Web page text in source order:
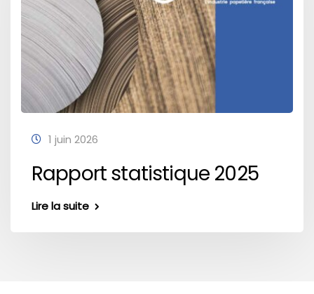
1 juin 2026
Rapport statistique 2025
Lire la suite